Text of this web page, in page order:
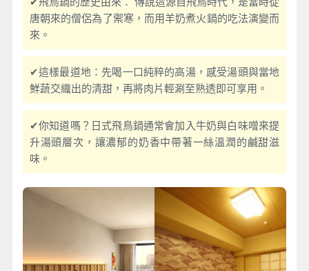
唐朝來的僧侶為了禦寒，而用羊奶煮火鍋的吃法演變而
來。
✔這樣最道地：先喝一口純粹的高湯，感受湯頭與當地
鮮蔬交織出的清甜，再將肉片輕涮至熟透即可享用。
✔你知道嗎？日式飛鳥鍋通常會加入牛奶與白味噌來提
升湯頭層次，讓濃郁的奶香中帶著一絲溫潤的鹹甜滋
味。